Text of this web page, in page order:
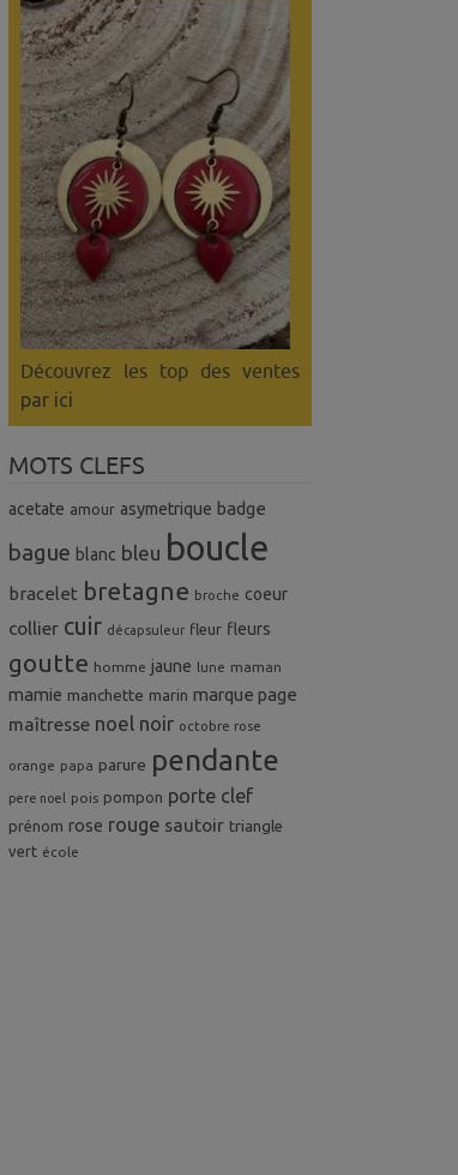
Découvrez les top des ventes
par ici
MOTS CLEFS
acetate amour asymetrique badge
bague blanc bleu boucle
bracelet bretagne broche coeur
collier cuir décapsuleur fleur fleurs
goutte homme jaune lune maman
mamie manchette marin marque page
maîtresse noel noir octobre rose
orange papa parure pendante
pere noel pois pompon porte clef
prénom rose rouge sautoir triangle
vert école